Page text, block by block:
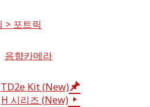
음향카메라
TD2e Kit (New)
H 시리즈 (New)